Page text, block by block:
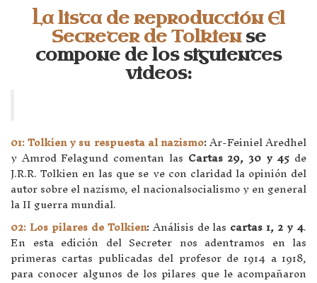
La lista de reproducción El
Secreter de Tolkiense
compone de los siguientes
videos:
01: Tolkien y su respuesta al nazismo:Ar-Feiniel Aredhel
y Amrod Felagund comentan las Cartas 29, 30 y 45 de
J.R.R. Tolkien en las que se ve con claridad la opinión del
autor sobre el nazismo, el nacionalsocialismo y en general
la II guerra mundial.
02: Los pilares de Tolkien:Análisis de las cartas 1, 2 y4.
En esta edición del Secreter nos adentramos en las
primeras cartas publicadas del profesor de 1914 a 1918,
para conocer algunos de los pilares que le acompañaron